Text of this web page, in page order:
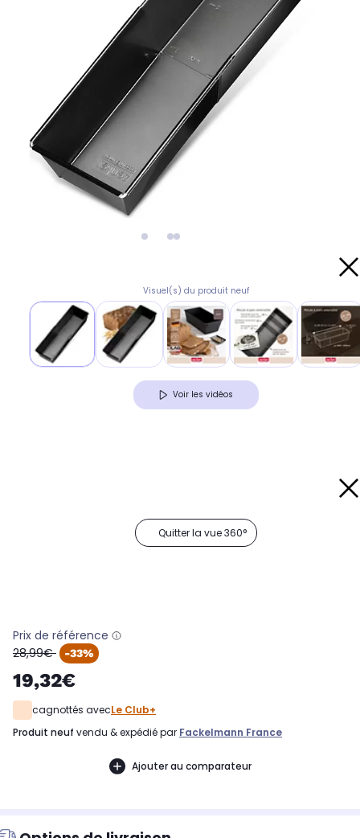
Visuel(s) du produit neuf
Voir les vidéos
Quitter la vue 360°
Prix de référence
oldPrice
28,99€ -33%
19,32€
cagnottés avecLe Club+
produit neuf vendu & expédié par Fackelmann France
Ajouter au comparateur